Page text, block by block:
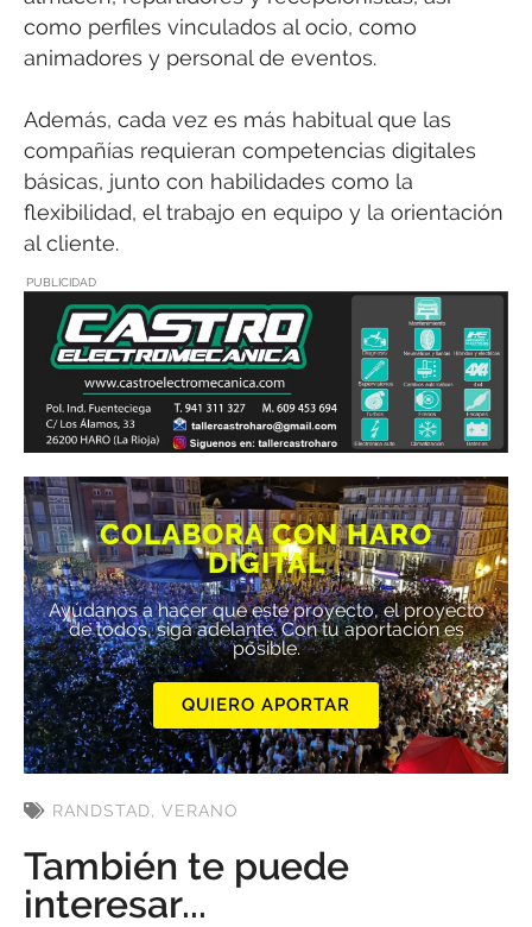
como perfiles vinculados al ocio, como
animadores y personal de eventos.
Además, cada vez es más habitual que las
compañías requieran competencias digitales
básicas, junto con habilidades como la
flexibilidad, el trabajo en equipo y la orientación
al cliente.
PUBLICIDAD
COLABORA CON HARO
DIGITAL
Ayúdanos a hacer que este proyecto, el proyecto
de todos, siga adelante. Con tu aportación es
posible.
QUIERO APORTAR
RANDSTAD, VERANO
También te puede
interesar...